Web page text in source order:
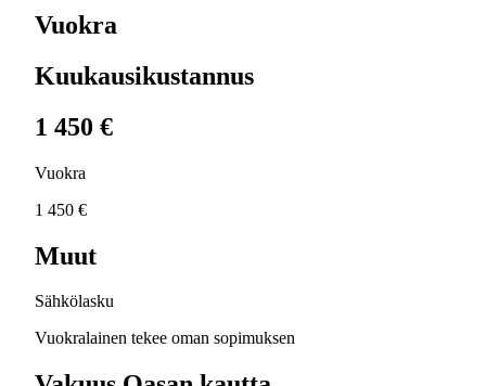
Vuokra
Kuukausikustannus
1 450 €
Vuokra
1 450 €
Muut
Sähkölasku
Vuokralainen tekee oman sopimuksen